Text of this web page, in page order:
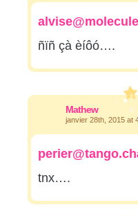
ñïñ çà èíôó….
Mathew
janvier 28th, 2015 at
tnx….